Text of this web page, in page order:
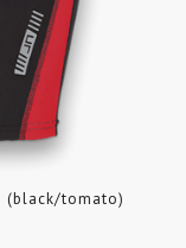
(black/tomato)